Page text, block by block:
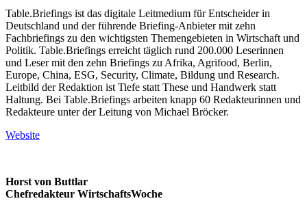
Table.Briefings ist das digitale Leitmedium für Entscheider in
Deutschland und der führende Briefing-Anbieter mit zehn
Fachbriefings zu den wichtigsten Themengebieten in Wirtschaft und
Politik. Table.Briefings erreicht täglich rund 200.000 Leserinnen
und Leser mit den zehn Briefings zu Afrika, Agrifood, Berlin,
Europe, China, ESG, Security, Climate, Bildung und Research.
Leitbild der Redaktion ist Tiefe statt These und Handwerk statt
Haltung. Bei Table.Briefings arbeiten knapp 60 Redakteurinnen und
Redakteure unter der Leitung von Michael Bröcker.
Website
Horst von Buttlar
Chefredakteur WirtschaftsWoche